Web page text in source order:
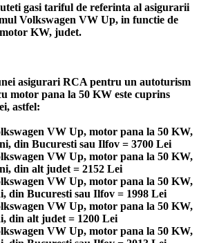
gasi tariful de referinta al asigurarii
Volkswagen VW Up, in functie de
KW, judet.
asigurari RCA pentru un autoturism
motor pana la 50 KW este cuprins
astfel:
VW Up, motor pana la 50 KW,
din Bucuresti sau Ilfov = 3700 Lei
VW Up, motor pana la 50 KW,
din alt judet = 2152 Lei
VW Up, motor pana la 50 KW,
din Bucuresti sau Ilfov = 1998 Lei
VW Up, motor pana la 50 KW,
din alt judet = 1200 Lei
VW Up, motor pana la 50 KW,